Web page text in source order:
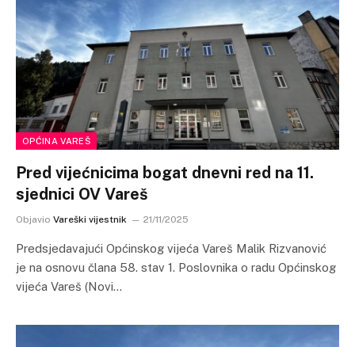
OPĆINA VAREŠ
Pred vijećnicima bogat dnevni red na 11.
sjednici OV Vareš
Objavio Vareški vijestnik 21/11/2025
Predsjedavajući Općinskog vijeća Vareš Malik Rizvanović
je na osnovu člana 58. stav 1. Poslovnika o radu Općinskog
vijeća Vareš (Novi…